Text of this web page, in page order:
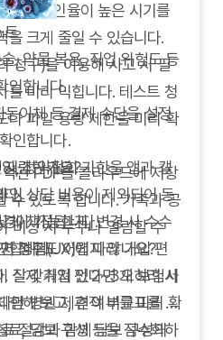
다. 할인율이 높은 시기를
을 크게 줄일 수 있습니다.
청구)을 이용해 사고 시 필
를 미리 익힙니다. 테스트 청
나 파일 용량 제한을 미리 확
관 PDF를 클라우드에 저장
수 있도록 합니다. 가족과 공
비상 시 누구나 열람할 수
트
, 약물 복용, 직업 위험도 등
인합니다.
이체 등 결제 수단을 설정
인합니다.
, 청약철회 기한을 앱과 캘
다.
이 가능한지, 변경 시 수수
합니다.
렴한가요?
상담 비용이 제외되어 동
게 책정됩니다.
청구도 어렵지 않나요?
잘 갖춰져 있다면 오히려 서
만 병원 제휴 여부를 미리 확
경험(UX)에 따라 가입 편
. 실제 가입 전 2~3개 보험사
험해 보고, 견적 비교표를 만
료, 담보 구성 등을 점수화하
절감과 함께 담보 구성의